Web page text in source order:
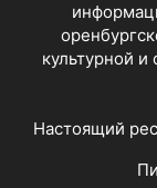
культурной
Настоящий